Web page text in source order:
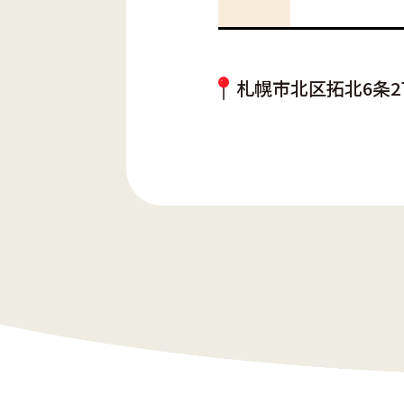
札幌市北区拓北6条